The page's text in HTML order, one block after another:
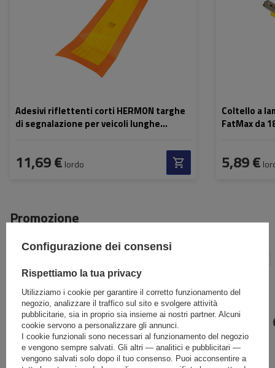
Adesivi riflettenti corti HERMON targhe
di segnalazione per veicoli lunghe
11,69 € lordo
Coltello a
FatMax da
5,89 €
Promozione
Configurazione dei consensi
Rispettiamo la tua privacy
Utilizziamo i cookie per garantire il corretto funzionamento del
negozio, analizzare il traffico sul sito e svolgere attività
pubblicitarie, sia in proprio sia insieme ai nostri partner. Alcuni
cookie servono a personalizzare gli annunci.
I cookie funzionali sono necessari al funzionamento del negozio
e vengono sempre salvati. Gli altri — analitici e pubblicitari —
vengono salvati solo dopo il tuo consenso. Puoi acconsentire a